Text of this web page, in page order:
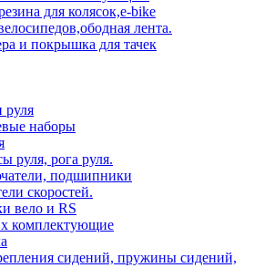
для колясок,e-bike
лента.
и покрышка для тачек
руля
наборы
руля, рога руля.
подшипники
скоростей.
вело и RS
комплектующие
сидений, пружины сидений,